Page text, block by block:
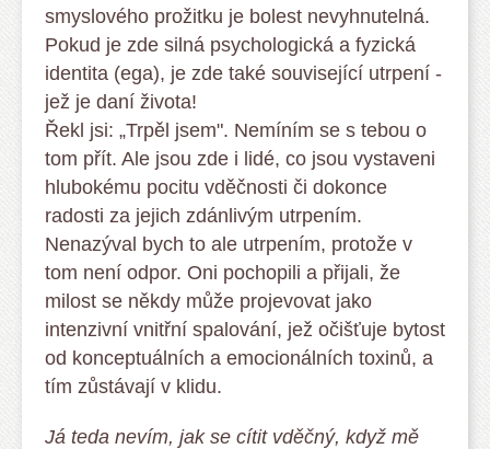
smyslového prožitku je bolest nevyhnutelná.
Pokud je zde silná psychologická a fyzická
identita (ega), je zde také související utrpení -
jež je daní života!
Řekl jsi: „Trpěl jsem". Nemíním se s tebou o
tom přít. Ale jsou zde i lidé, co jsou vystaveni
hlubokému pocitu vděčnosti či dokonce
radosti za jejich zdánlivým utrpením.
Nenazýval bych to ale utrpením, protože v
tom není odpor. Oni pochopili a přijali, že
milost se někdy může projevovat jako
intenzivní vnitřní spalování, jež očišťuje bytost
od konceptuálních a emocionálních toxinů, a
tím zůstávají v klidu.
Já teda nevím, jak se cítit vděčný, když mě